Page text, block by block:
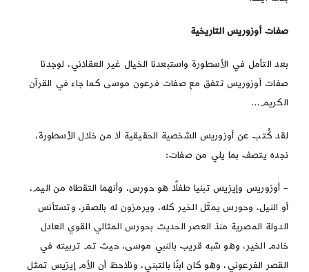
صفات أوزوريس التاريخية
بعد التأمل في الأسطورة واستبعدنا الخيال غير العقلاني، لوجدنا
صفات أوزوريس تتفق مع صفات فرعون موسى كما جاء في القرآن
الكريم…
لقد كُتب عن أوزوريس الشخصية الحقيقية لا من خلال الأسطورة،
نجده يتصف بما يلي من صفات:
– أوزوريس وإيزيس تبنيا طفلًا هو حورس، وأنهما التقطاه من اليم،
أو النيل، وحورس يمثّل الخير كله، ويرمزون له بالصقر، وتستأنس
الدولة المصرية منذ العصر الحديث بحورس المثالي القوي العادل
خادم الخير، وهو شبه قريب بالنبي موسى، حيث تم تربيته في
القصر الفرعوني، وهو كان ابنًا بالتبني، ونلاحظ أن الأم إيزيس تمثل